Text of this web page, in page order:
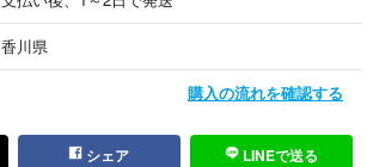
香川県
購入の流れを確認する
シェア LINEで送る